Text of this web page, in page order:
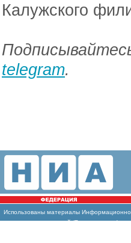
Калужского
telegram.
Использованы материалы
массовых коммуникаций (Роскомнадзор)